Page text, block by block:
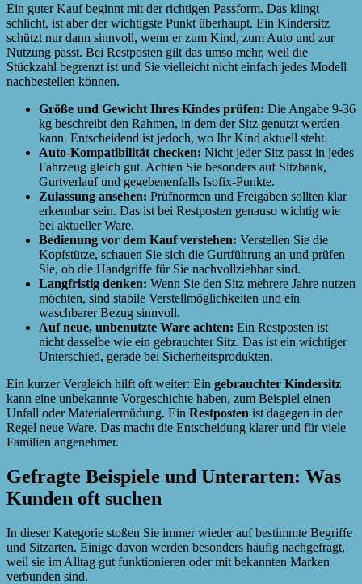
Ein guter Kauf beginnt mit der richtigen Passform. Das klingt
schlicht, ist aber der wichtigste Punkt überhaupt. Ein Kindersitz
schützt nur dann sinnvoll, wenn er zum Kind, zum Auto und zur
Nutzung passt. Bei Restposten gilt das umso mehr, weil die
Stückzahl begrenzt ist und Sie vielleicht nicht einfach jedes Modell
nachbestellen können.
Größe und Gewicht Ihres Kindes prüfen: Die Angabe 9-36
kg beschreibt den Rahmen, in dem der Sitz genutzt werden
kann. Entscheidend ist jedoch, wo Ihr Kind aktuell steht.
Auto-Kompatibilität checken: Nicht jeder Sitz passt in jedes
Fahrzeug gleich gut. Achten Sie besonders auf Sitzbank,
Gurtverlauf und gegebenenfalls Isofix-Punkte.
Zulassung ansehen: Prüfnormen und Freigaben sollten klar
erkennbar sein. Das ist bei Restposten genauso wichtig wie
bei aktueller Ware.
Bedienung vor dem Kauf verstehen: Verstellen Sie die
Kopfstütze, schauen Sie sich die Gurtführung an und prüfen
Sie, ob die Handgriffe für Sie nachvollziehbar sind.
Langfristig denken: Wenn Sie den Sitz mehrere Jahre nutzen
möchten, sind stabile Verstellmöglichkeiten und ein
waschbarer Bezug sinnvoll.
Auf neue, unbenutzte Ware achten: Ein Restposten ist
nicht dasselbe wie ein gebrauchter Sitz. Das ist ein wichtiger
Unterschied, gerade bei Sicherheitsprodukten.
Ein kurzer Vergleich hilft oft weiter: Ein gebrauchter Kindersitz
kann eine unbekannte Vorgeschichte haben, zum Beispiel einen
Unfall oder Materialermüdung. Ein Restposten ist dagegen in der
Regel neue Ware. Das macht die Entscheidung klarer und für viele
Familien angenehmer.
Gefragte Beispiele und Unterarten: Was
Kunden oft suchen
In dieser Kategorie stoßen Sie immer wieder auf bestimmte Begriffe
und Sitzarten. Einige davon werden besonders häufig nachgefragt,
weil sie im Alltag gut funktionieren oder mit bekannten Marken
verbunden sind.